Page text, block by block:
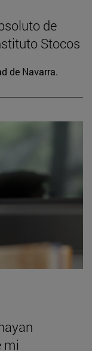
de
Stocos
de Navarra.
mi